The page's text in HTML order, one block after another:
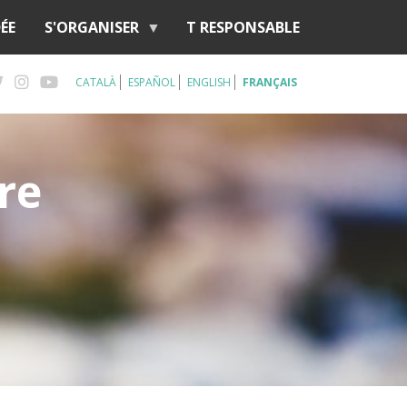
S'ORGANISER T RESPONSABLE
CATALÀ ESPAÑOL ENGLISH FRANÇAIS